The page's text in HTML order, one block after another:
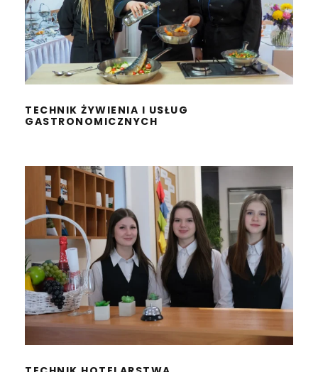
TECHNIK ŻYWIENIA I USŁUG
GASTRONOMICZNYCH
TECHNIK ŻYWIENIA I USŁUG
GASTRONOMICZNYCH
TECHNIK HOTELARSTWA